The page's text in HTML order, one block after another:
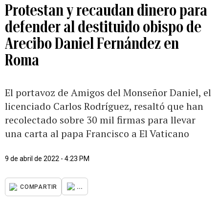
Protestan y recaudan dinero para
defender al destituido obispo de
Arecibo Daniel Fernández en
Roma
El portavoz de Amigos del Monseñor Daniel, el
licenciado Carlos Rodríguez, resaltó que han
recolectado sobre 30 mil firmas para llevar
una carta al papa Francisco a El Vaticano
9 de abril de 2022 - 4:23 PM
COMPARTIR ...